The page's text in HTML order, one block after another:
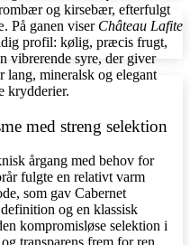
og kirsebær, efterfulgt
På ganen viser Château Lafite
profil: kølig, præcis frugt,
vibrerende syre, der giver
lang, mineralsk og elegant
krydderier.
med streng selektion
årgang med behov for
fulgte en relativt varm
som gav Cabernet
og en klassisk
kompromisløse selektion i